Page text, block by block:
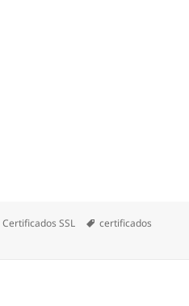
Categorías
Certificados SSL Etiquetas
certificados